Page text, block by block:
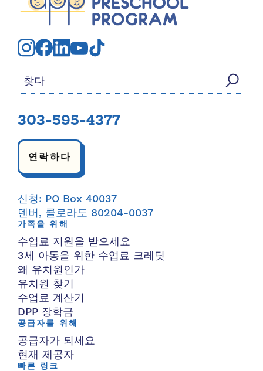
검색:
303-595-4377
연락하다
신청: PO Box 40037
덴버, 콜로라도 80204-0037
가족을 위해
수업료 지원을 받으세요
3세 아동을 위한 수업료 크레딧
왜 유치원인가
유치원 찾기
수업료 계산기
DPP 장학금
공급자를 위해
공급자가 되세요
현재 제공자
빠른 링크